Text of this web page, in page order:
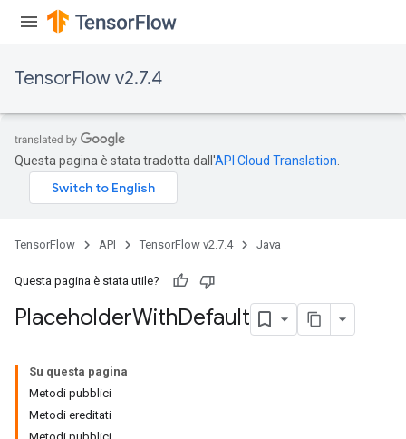
TensorFlow v2.7.4
Questa pagina è stata tradotta dall'API Cloud Translation
TensorFlow API TensorFlow v2.7.4 Java
Questa pagina è stata utile?
PlaceholderWithDefault
Su questa pagina
Metodi pubblici
Metodi ereditati